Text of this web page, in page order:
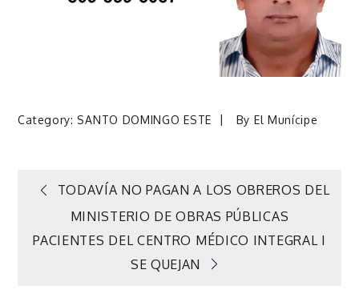
Category: SANTO DOMINGO ESTE By El Munícipe
Navegación
de
entradas
TODAVÍA NO PAGAN A LOS OBREROS DEL
MINISTERIO DE OBRAS PÚBLICAS
PACIENTES DEL CENTRO MÉDICO INTEGRAL I
SE QUEJAN